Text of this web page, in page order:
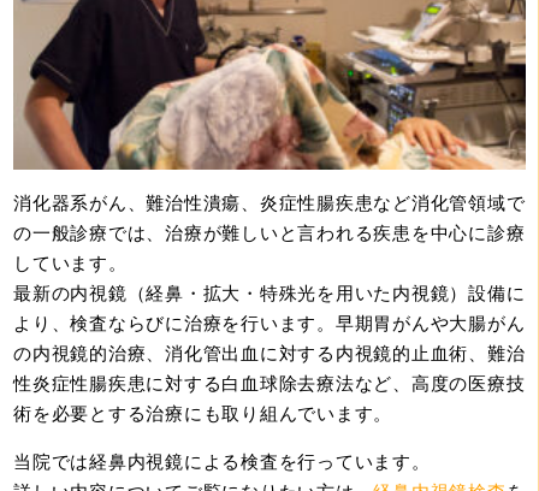
消化器系がん、難治性潰瘍、炎症性腸疾患など消化管領域で
の一般診療では、治療が難しいと言われる疾患を中心に診療
しています。
最新の内視鏡（経鼻・拡大・特殊光を用いた内視鏡）設備に
より、検査ならびに治療を行います。早期胃がんや大腸がん
の内視鏡的治療、消化管出血に対する内視鏡的止血術、難治
性炎症性腸疾患に対する白血球除去療法など、高度の医療技
術を必要とする治療にも取り組んでいます。
当院では経鼻内視鏡による検査を行っています。